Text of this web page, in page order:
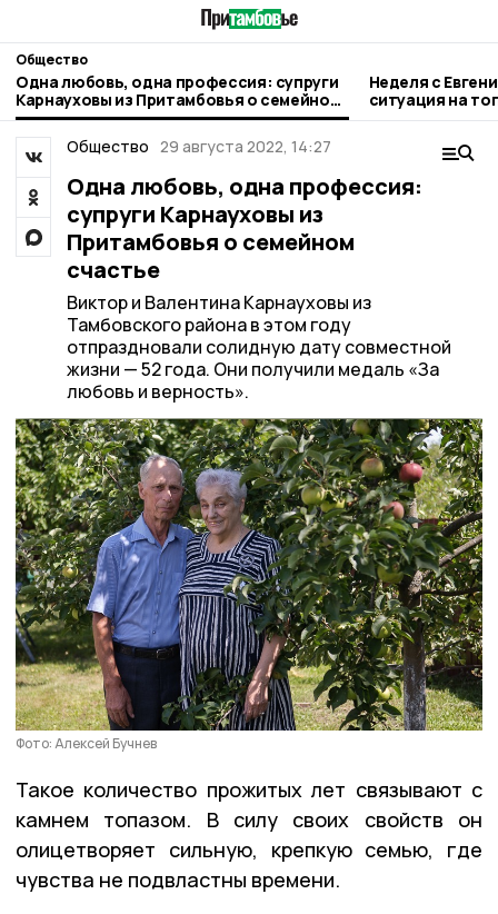
Общество
Одна любовь, одна профессия: супруги
Карнауховы из Притамбовья о семейном
счастье
Неделя с
ситуация на
городе и
Общество 29 августа 2022, 14:27
Одна любовь, одна профессия:
супруги Карнауховы из
Притамбовья о семейном
счастье
Виктор и Валентина Карнауховы из
Тамбовского района в этом году
отпраздновали солидную дату совместной
жизни — 52 года. Они получили медаль «За
любовь и верность».
Фото: Алексей Бучнев
Такое количество прожитых лет связывают с
камнем топазом. В силу своих свойств он
олицетворяет сильную, крепкую семью, где
чувства не подвластны времени.